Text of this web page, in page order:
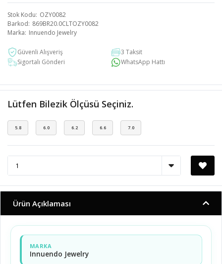
Stok Kodu OZY0082
Barkod 869BR20.0CLTOZY0082
Marka Innuendo Jewelry
Güvenli Alışveriş
3 Taksit
Sigortalı Gönderi
WhatsApp Hattı
Lütfen Bilezik Ölçüsü Seçiniz.
5.8 6.0 6.2 6.6 7.0
Ürün Açıklaması
MARKA
Innuendo Jewelry